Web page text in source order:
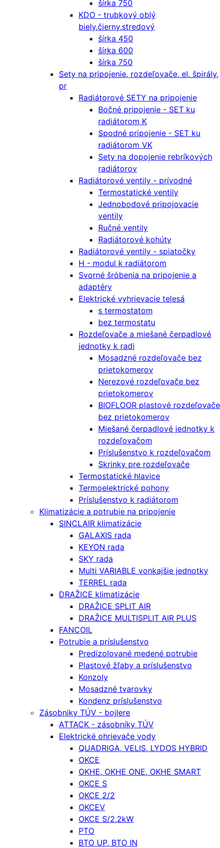
šírka 750
KDO - trubkový oblý
biely,čierny,stredový
šírka 450
šírka 600
šírka 750
Sety na pripojenie, rozdeľovače, el. špirály,
pr
Radiátorové SETY na pripojenie
Bočné pripojenie - SET ku
radiátorom K
Spodné pripojenie - SET ku
radiátorom VK
Sety na dopojenie rebríkových
radiátorov
Radiátorové ventily - prívodné
Termostatické ventily
Jednobodové pripojovacie
ventily
Ručné ventily
Radiátorové kohúty
Radiátorové ventily - spiatočky
H - modul k radiátorom
Svorné šróbenia na pripojenie a
adaptéry
Elektrické vyhrievacie telesá
s termostatom
bez termostatu
Rozdeľovače a miešané čerpadlové
jednotky k radi
Mosadzné rozdeľovače bez
prietokomerov
Nerezové rozdeľovače bez
prietokomerov
BIOFLOOR plastové rozdeľovače
bez prietokomerov
Miešané čerpadlové jednotky k
rozdeľovačom
Príslušenstvo k rozdeľovačom
Skrinky pre rozdeľovače
Termostatické hlavice
Termoelektrické pohony
Príslušenstvo k radiátorom
Klimatizácie a potrubie na pripojenie
SINCLAIR klimatizácie
GALAXIS rada
KEYON rada
SKY rada
Multi VARIABLE vonkajšie jednotky
TERREL rada
DRAŽICE klimatizácie
DRAŽICE SPLIT AIR
DRAŽICE MULTISPLIT AIR PLUS
FANCOIL
Potrubie a príslušenstvo
Predizolované medené potrubie
Plastové žľaby a príslušenstvo
Konzoly
Mosadzné tvarovky
Kondenz príslušenstvo
Zásobniky TÚV - bojlere
ATTACK - zásobníky TÚV
Elektrické ohrievače vody
QUADRIGA, VELIS, LYDOS HYBRID
OKCE
OKHE, OKHE ONE, OKHE SMART
OKCE S
OKCE 2/2
OKCEV
OKCE S/2,2kW
PTO
BTO UP, BTO IN